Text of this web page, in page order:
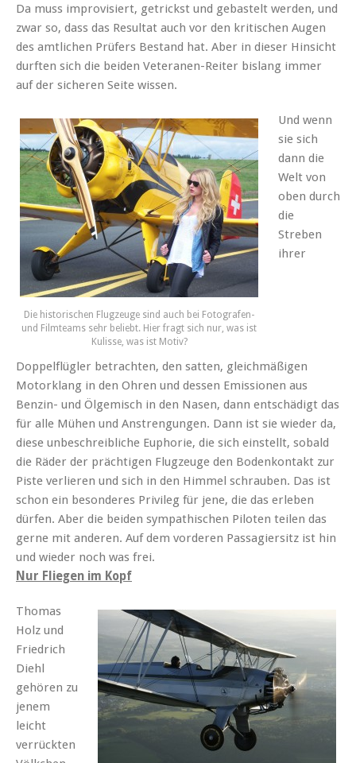
Da muss improvisiert, getrickst und gebastelt werden, und
zwar so, dass das Resultat auch vor den kritischen Augen
des amtlichen Prüfers Bestand hat. Aber in dieser Hinsicht
durften sich die beiden Veteranen-Reiter bislang immer
auf der sicheren Seite wissen.
Die historischen Flugzeuge sind auch bei Fotografen-
und Filmteams sehr beliebt. Hier fragt sich nur, was ist
Kulisse, was ist Motiv?
Und wenn
sie sich
dann die
Welt von
oben durch
die
Streben
ihrer
Doppelflügler betrachten, den satten, gleichmäßigen
Motorklang in den Ohren und dessen Emissionen aus
Benzin- und Ölgemisch in den Nasen, dann entschädigt das
für alle Mühen und Anstrengungen. Dann ist sie wieder da,
diese unbeschreibliche Euphorie, die sich einstellt, sobald
die Räder der prächtigen Flugzeuge den Bodenkontakt zur
Piste verlieren und sich in den Himmel schrauben. Das ist
schon ein besonderes Privileg für jene, die das erleben
dürfen. Aber die beiden sympathischen Piloten teilen das
gerne mit anderen. Auf dem vorderen Passagiersitz ist hin
und wieder noch was frei.
Nur Fliegen im Kopf
Thomas
Holz und
Friedrich
Diehl
gehören zu
jenem
leicht
verrückten